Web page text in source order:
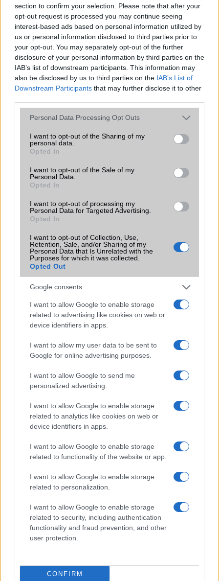
section to confirm your selection. Please note that after your
opt-out request is processed you may continue seeing
interest-based ads based on personal information utilized by
us or personal information disclosed to third parties prior to
your opt-out. You may separately opt-out of the further
disclosure of your personal information by third parties on the
IAB’s list of downstream participants. This information may
also be disclosed by us to third parties on the IAB’s List of
Downstream Participants that may further disclose it to other
Please note that this website/app uses one or more Google
not limited to your visit or usage behaviour. You may click to
grant or deny consent to Google and its third-party tags to
use your data for below specified purposes in below Google
consent section.
Personal Data Processing Opt Outs
I want to opt-out of the Sharing of my
personal data.
Opted In
I want to opt-out of the Sale of my
Personal Data.
Opted In
I want to opt-out of processing my
Personal Data for Targeted Advertising.
Opted In
I want to opt-out of Collection, Use,
Retention, Sale, and/or Sharing of my
Personal Data that Is Unrelated with the
Purposes for which it was collected.
Opted Out
Google consents
I want to allow Google to enable storage
related to advertising like cookies on web or
device identifiers in apps.
I want to allow my user data to be sent to
Google for online advertising purposes.
I want to allow Google to send me
personalized advertising.
I want to allow Google to enable storage
related to analytics like cookies on web or
device identifiers in apps.
I want to allow Google to enable storage
related to functionality of the website or app.
I want to allow Google to enable storage
related to personalization.
I want to allow Google to enable storage
related to security, including authentication
functionality and fraud prevention, and other
user protection.
CONFIRM
Iránytũ ecompass
Extrák Nincs
EGYÉB
Vibra jelzés Van
microSIM
SIM-ek száma 1
Flight mode Van
Terület Globális
Funkciók
Brand
Védelem Nincs
Limited Edition
SAR
Nincs publikus adat!
N/A = Nincs adat. Legutóbbi frissítés: 2026-07-13 19:00:00
Új és Használt GSM kiemelt ajánlatok
Apple iPhone 17 Pro
Nyugati GSM
435.000 Ft (új)
Apple iPhone 16e